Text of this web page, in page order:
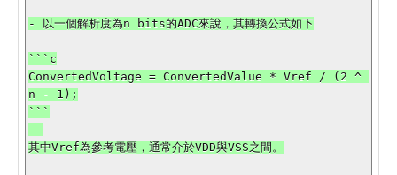
- 以一個解析度為n bits的ADC來說，其轉換公式如下
```c
ConvertedVoltage = ConvertedValue * Vref / (2 ^
n - 1);
```
其中Vref為參考電壓，通常介於VDD與VSS之間。